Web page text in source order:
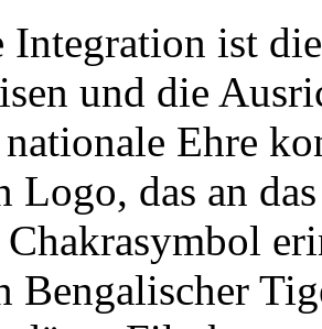
Integration ist
und die
nationale Ehre
Logo, das an
Bengalischer